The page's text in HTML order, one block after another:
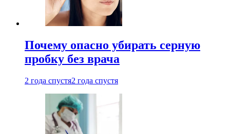
Почему опасно убирать серную
пробку без врача
2 года спустя2 года спустя